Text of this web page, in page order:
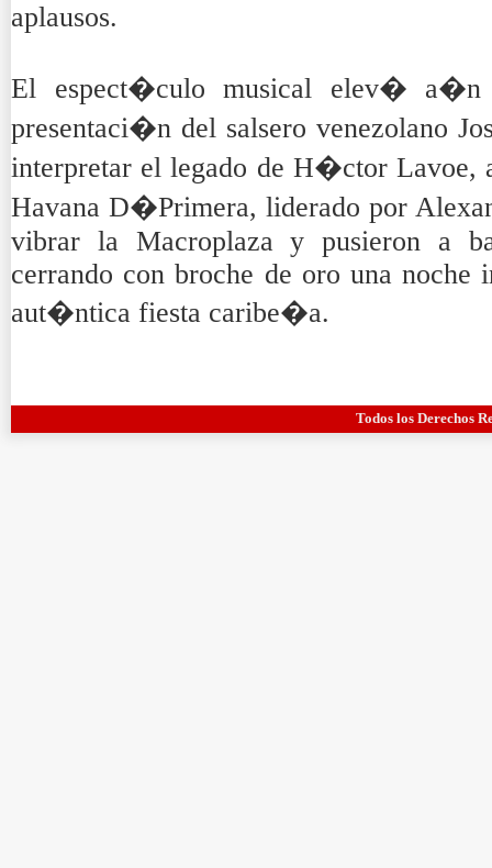
aplausos.
El espect�culo musical elev�
presentaci�n del salsero venezolano
interpretar el legado de H�ctor Lavoe,
Havana D�Primera, liderado por
vibrar la Macroplaza y pusieron a
cerrando con broche de oro una
aut�ntica fiesta caribe�a.
Todos los Derechos